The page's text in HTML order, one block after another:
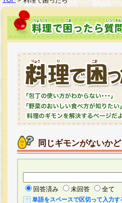
同じギモンがないか
回答済み 未回答 全て
単語をスペースで区切って入力す